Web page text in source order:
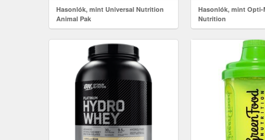
Hasonlók, mint Universal Nutrition
Animal Pak
Hasonlók, mint Opti-
Nutrition